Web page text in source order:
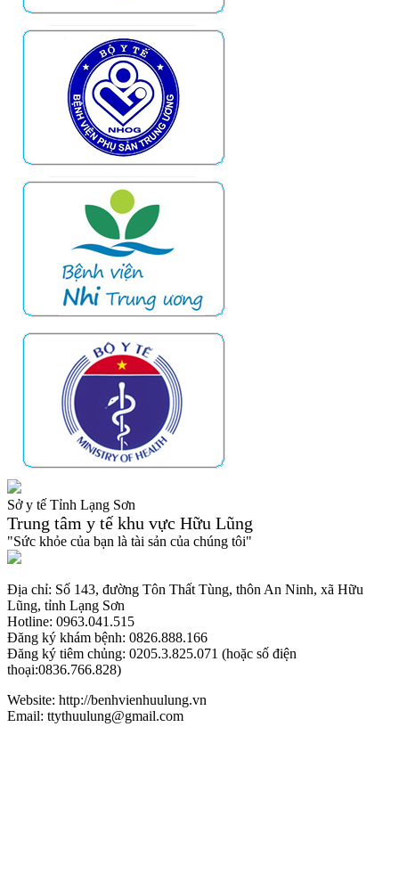
Sở y tế Tỉnh Lạng Sơn
Trung tâm y tế khu vực Hữu Lũng
"Sức khỏe của bạn là tài sản của chúng tôi"
Địa chỉ: Số 143, đường Tôn Thất Tùng, thôn An Ninh, xã Hữu
Lũng, tỉnh Lạng Sơn
Hotline: 0963.041.515
Đăng ký khám bệnh: 0826.888.166
Đăng ký tiêm chủng: 0205.3.825.071 (hoặc số điện
thoại:0836.766.828)
Website: http://benhvienhuulung.vn
Email: ttythuulung@gmail.com